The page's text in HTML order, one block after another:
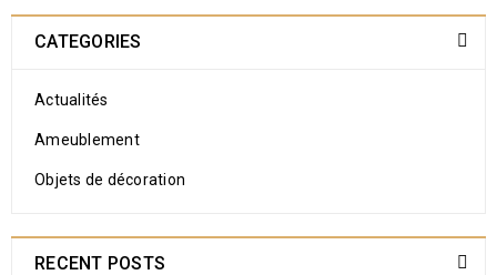
CATEGORIES
Actualités
Ameublement
Objets de décoration
RECENT POSTS